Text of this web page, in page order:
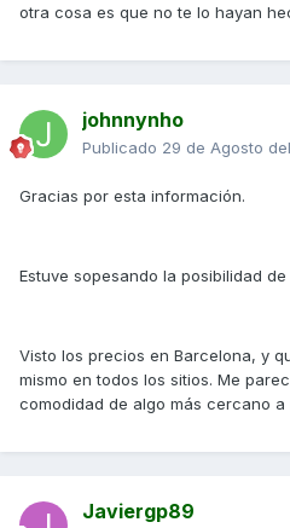
otra cosa es que no te lo hayan
johnnynho
Publicado 29 de Agosto
Gracias por esta información.
Estuve sopesando la posibilidad
Visto los precios en Barcelona, y
mismo en todos los sitios. Me
comodidad de algo más cercano a
Javiergp89